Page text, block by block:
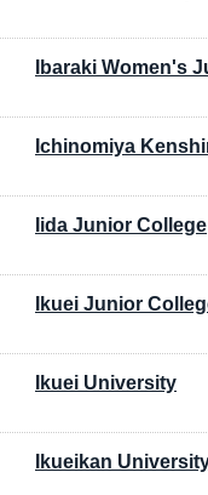
Ibaraki Women's
Ichinomiya
Iida Junior College
Ikuei Junior
Ikuei University
Ikueikan